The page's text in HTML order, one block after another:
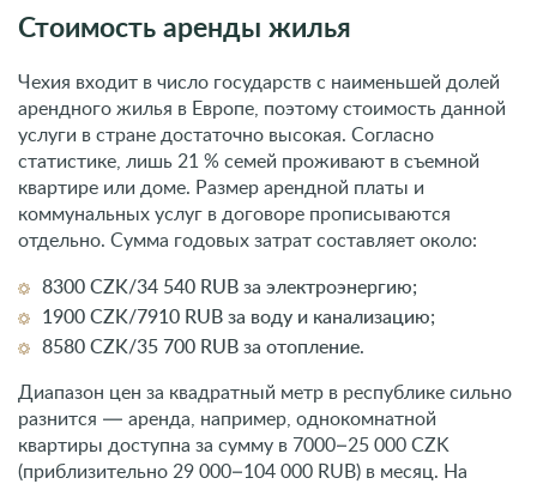
Стоимость аренды жилья
Чехия входит в число государств с наименьшей долей
арендного жилья в Европе, поэтому стоимость данной
услуги в стране достаточно высокая. Согласно
статистике, лишь 21 % семей проживают в съемной
квартире или доме. Размер арендной платы и
коммунальных услуг в договоре прописываются
отдельно. Сумма годовых затрат составляет около:
8300 CZK/34 540 RUB за электроэнергию;
1900 CZK/7910 RUB за воду и канализацию;
8580 CZK/35 700 RUB за отопление.
Диапазон цен за квадратный метр в республике сильно
разнится — аренда, например, однокомнатной
квартиры доступна за сумму в 7000–25 000 CZK
(приблизительно 29 000–104 000 RUB) в месяц. На